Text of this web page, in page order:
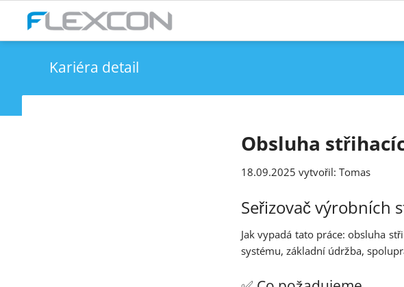
Kariéra detail
Obsluha
18.09.2025 vytvořil: Tomas
Seřizovač výrobních
Jak vypadá tato práce: obsluha
systému, základní údržba,